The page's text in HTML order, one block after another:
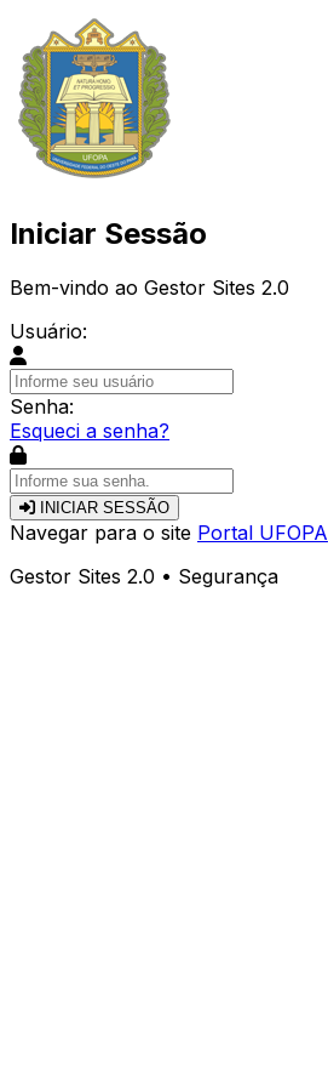
Iniciar Sessão
Bem-vindo ao Gestor Sites 2.0
Usuário:
Senha:
Esqueci a senha?
INICIAR SESSÃO
Navegar para o site Portal UFOPA
Gestor Sites 2.0 • Segurança